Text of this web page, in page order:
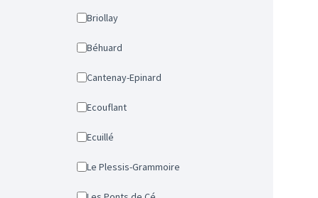
Briollay
Béhuard
Cantenay-Epinard
Ecouflant
Ecuillé
Le Plessis-Grammoire